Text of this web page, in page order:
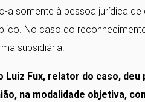
a somente à pessoa jurídica
No caso do
subsidiária.
Luiz Fux, relator do caso,
na modalidade objetiva,